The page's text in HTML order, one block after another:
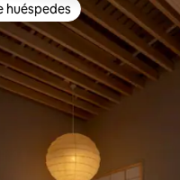
huéspedes más destacados
huéspedes